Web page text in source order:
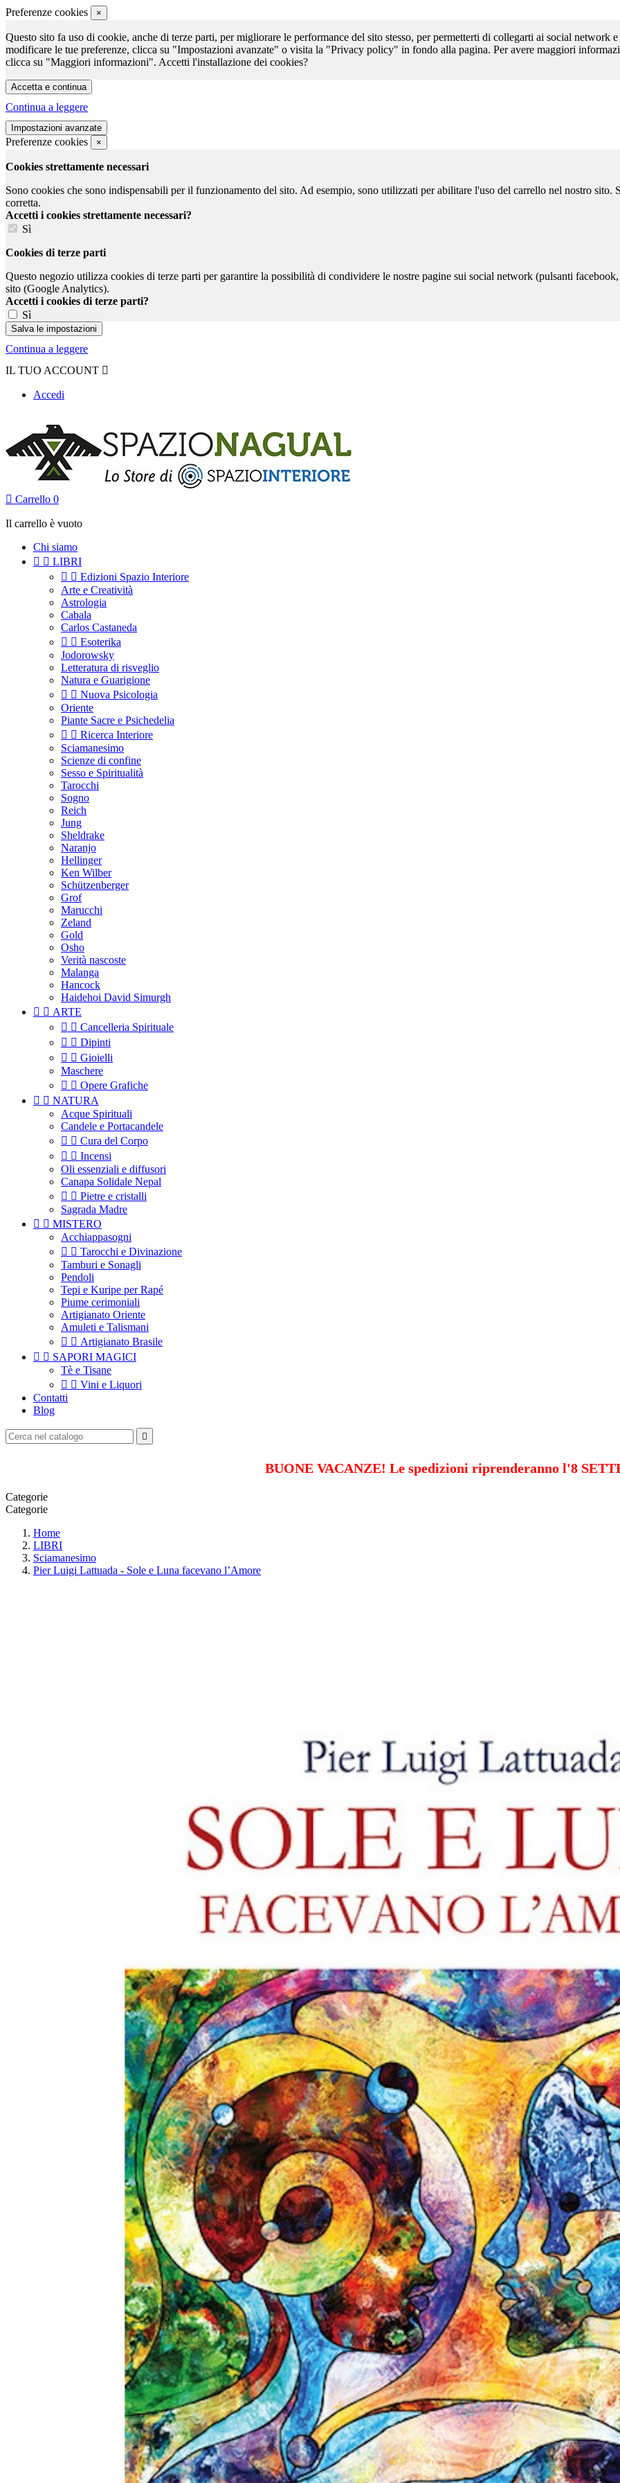
Preferenze cookies ×
Questo sito fa uso di cookie, anche di terze parti, per migliorare le performance del sito stesso, per permetterti di collegarti ai social network
modificare le tue preferenze, clicca su "Impostazioni avanzate" o visita la "Privacy policy" in fondo alla pagina. Per avere maggiori
clicca su "Maggiori informazioni". Accetti l'installazione dei cookies?
Continua a leggere
Preferenze cookies ×
Cookies strettamente necessari
Sono cookies che sono indispensabili per il funzionamento del sito. Ad esempio, sono utilizzati per abilitare l'uso del carrello nel nostro sito.
corretta.
Accetti i cookies strettamente necessari?
Sì
Cookies di terze parti
Questo negozio utilizza cookies di terze parti per garantire la possibilità di condividere le nostre pagine sui social network (pulsanti
sito (Google Analytics).
Accetti i cookies di terze parti?
Sì
Continua a leggere
IL TUO ACCOUNT 
Accedi
 Carrello 0
Il carrello è vuoto
Chi siamo
  LIBRI
  Edizioni Spazio Interiore
Arte e Creatività
Astrologia
Cabala
Carlos Castaneda
  Esoterika
Jodorowsky
Letteratura di risveglio
Natura e Guarigione
  Nuova Psicologia
Oriente
Piante Sacre e Psichedelia
  Ricerca Interiore
Sciamanesimo
Scienze di confine
Sesso e Spiritualità
Tarocchi
Sogno
Reich
Jung
Sheldrake
Naranjo
Hellinger
Ken Wilber
Schützenberger
Grof
Marucchi
Zeland
Gold
Osho
Verità nascoste
Malanga
Hancock
Haidehoi David Simurgh
  ARTE
  Cancelleria Spirituale
  Dipinti
  Gioielli
Maschere
  Opere Grafiche
  NATURA
Acque Spirituali
Candele e Portacandele
  Cura del Corpo
  Incensi
Oli essenziali e diffusori
Canapa Solidale Nepal
  Pietre e cristalli
Sagrada Madre
  MISTERO
Acchiappasogni
  Tarocchi e Divinazione
Tamburi e Sonagli
Pendoli
Tepi e Kuripe per Rapé
Piume cerimoniali
Artigianato Oriente
Amuleti e Talismani
  Artigianato Brasile
  SAPORI MAGICI
Tè e Tisane
  Vini e Liquori
Contatti
Blog

BUONE VACANZE! Le spedizioni riprenderanno l'8
Categorie
Categorie
Home
LIBRI
Sciamanesimo
Pier Luigi Lattuada - Sole e Luna facevano l’Amore